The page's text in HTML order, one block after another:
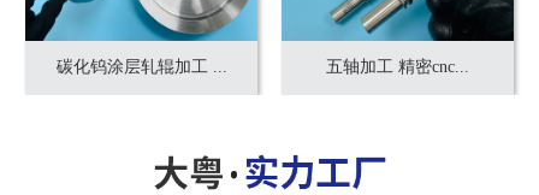
碳化钨涂层轧辊加工 ... 五轴加工 精密cnc...